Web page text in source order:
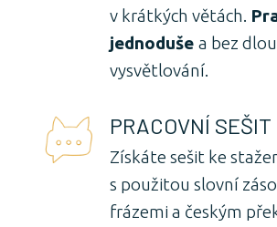
v krátkých větách.
jednoduše a bez
vysvětlování.
PRACOVNÍ SEŠIT
Získáte sešit ke
s použitou slovní
frázemi a českým